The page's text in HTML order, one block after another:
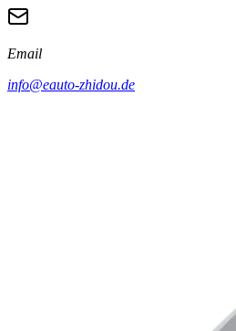
Email
info@eauto-zhidou.de